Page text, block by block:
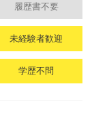
履歴書不要
未経験者歓迎
学歴不問